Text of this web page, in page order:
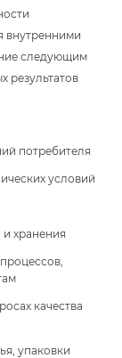
внутренними
следующим
результатов
потребителя
условий
хранения
качества
упаковки